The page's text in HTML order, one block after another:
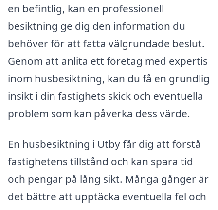
en befintlig, kan en professionell
besiktning ge dig den information du
behöver för att fatta välgrundade beslut.
Genom att anlita ett företag med expertis
inom husbesiktning, kan du få en grundlig
insikt i din fastighets skick och eventuella
problem som kan påverka dess värde.
En husbesiktning i Utby får dig att förstå
fastighetens tillstånd och kan spara tid
och pengar på lång sikt. Många gånger är
det bättre att upptäcka eventuella fel och